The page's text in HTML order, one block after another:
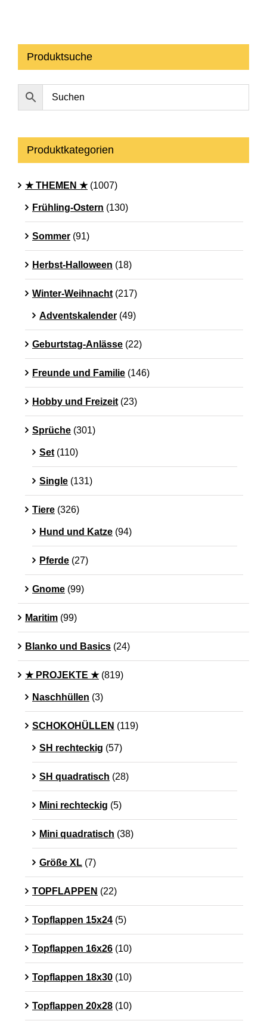
Produktsuche
Produktkategorien
★ THEMEN ★ (1007)
Frühling-Ostern (130)
Sommer (91)
Herbst-Halloween (18)
Winter-Weihnacht (217)
Adventskalender (49)
Geburtstag-Anlässe (22)
Freunde und Familie (146)
Hobby und Freizeit (23)
Sprüche (301)
Set (110)
Single (131)
Tiere (326)
Hund und Katze (94)
Pferde (27)
Gnome (99)
Maritim (99)
Blanko und Basics (24)
★ PROJEKTE ★ (819)
Naschhüllen (3)
SCHOKOHÜLLEN (119)
SH rechteckig (57)
SH quadratisch (28)
Mini rechteckig (5)
Mini quadratisch (38)
Größe XL (7)
TOPFLAPPEN (22)
Topflappen 15x24 (5)
Topflappen 16x26 (10)
Topflappen 18x30 (10)
Topflappen 20x28 (10)